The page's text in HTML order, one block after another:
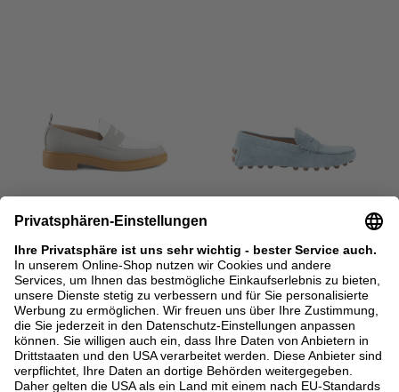
THOM BROWNE
Penny Loafer Grau
780,00 € 312,00 €
3641
TOD'S
Kalbsveloursleder-Mokassins mit
Noppensohle Hellblau
590,00 € 295,00 €
3739,54041
+ WEITERE FARBEN